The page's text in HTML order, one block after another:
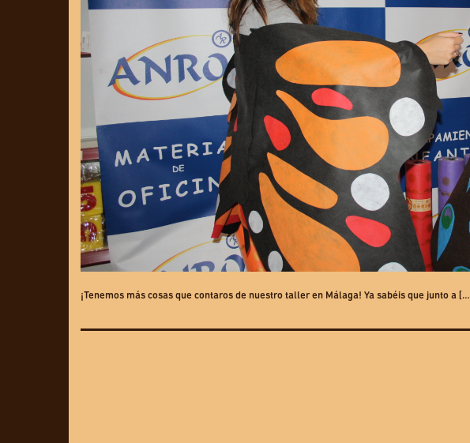
¡Tenemos más cosas que contaros de nuestro taller en Málaga! Ya sabéis que junto a […]